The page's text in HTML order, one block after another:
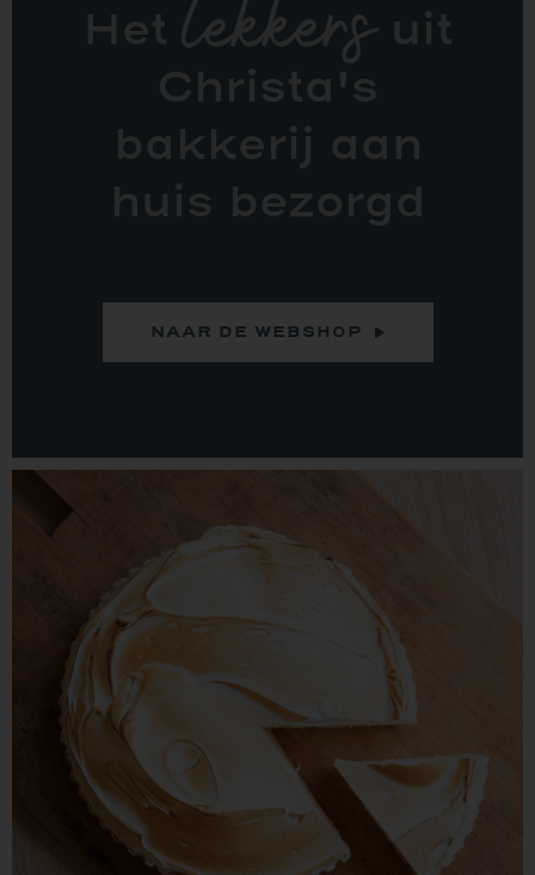
Hetlekkersuit
Christa's
bakkerij aan
huis bezorgd
NAAR DE WEBSHOP